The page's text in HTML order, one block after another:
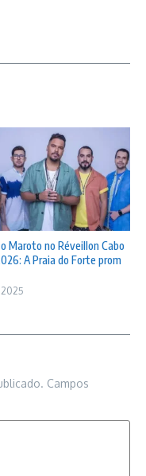
Maroto no Réveillon Cabo
A Praia do Forte prom
2025
Campos